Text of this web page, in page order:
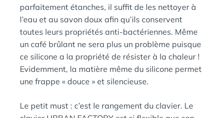
parfaitement étanches, il suffit de les nettoyer à
l’eau et au savon doux afin qu’ils conservent
toutes leurs propriétés anti-bactériennes. Même
un café brûlant ne sera plus un problème puisque
ce silicone a la propriété de résister à la chaleur !
Evidemment, la matière même du silicone permet
une frappe « douce » et silencieuse.
Le petit must : c’est le rangement du clavier. Le